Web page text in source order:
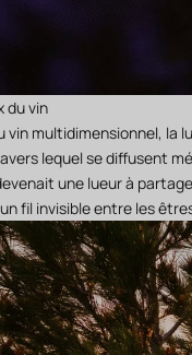
du vin
vin multidimensionnel, la
lequel se diffusent
une lueur à
fil invisible entre les